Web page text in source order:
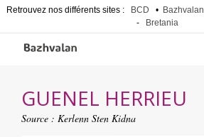
Retrouvez nos différents sites : BCD • Bazhvalan
-
Bretania
GUENEL HERRIEU
Source : Kerlenn Sten Kidna